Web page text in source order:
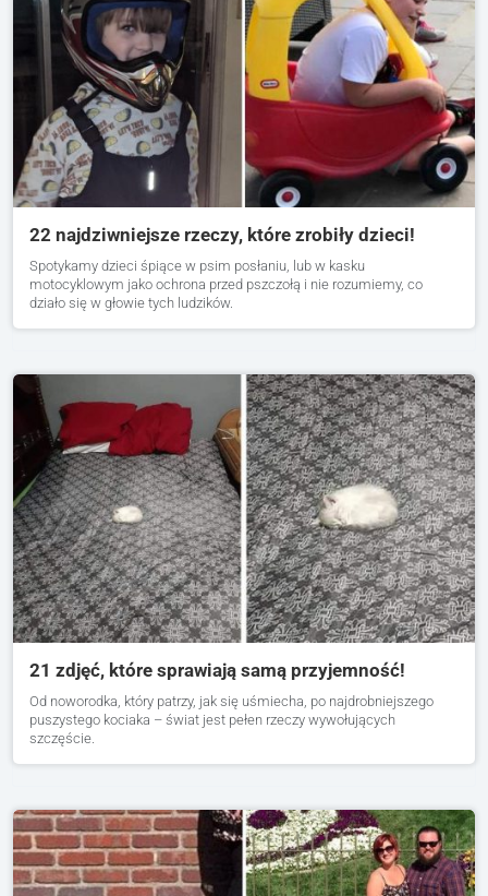
22 najdziwniejsze rzeczy, które zrobiły dzieci!
Spotykamy dzieci śpiące w psim posłaniu, lub w kasku
motocyklowym jako ochrona przed pszczołą i nie rozumiemy, co
działo się w głowie tych ludzików.
21 zdjęć, które sprawiają samą przyjemność!
Od noworodka, który patrzy, jak się uśmiecha, po najdrobniejszego
puszystego kociaka – świat jest pełen rzeczy wywołujących
szczęście.